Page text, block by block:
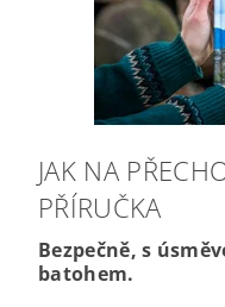
JAK NA
PŘÍRUČKA
Bezpečně, s
batohem.